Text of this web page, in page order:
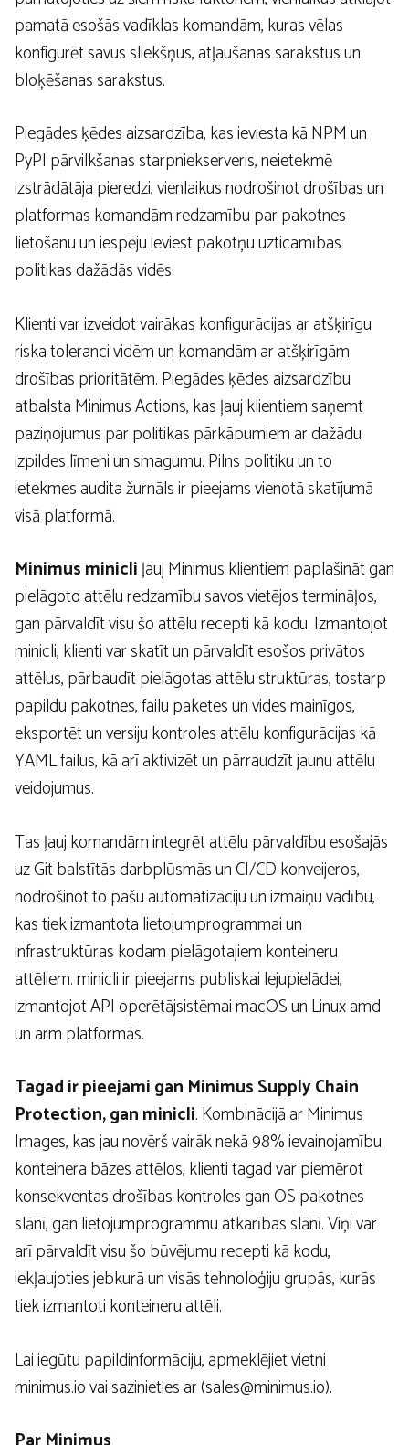
pamatā esošās vadīklas komandām, kuras vēlas
konfigurēt savus sliekšņus, atļaušanas sarakstus un
bloķēšanas sarakstus.
Piegādes ķēdes aizsardzība, kas ieviesta kā NPM un
PyPI pārvilkšanas starpniekserveris, neietekmē
izstrādātāja pieredzi, vienlaikus nodrošinot drošības un
platformas komandām redzamību par pakotnes
lietošanu un iespēju ieviest pakotņu uzticamības
politikas dažādās vidēs.
Klienti var izveidot vairākas konfigurācijas ar atšķirīgu
riska toleranci vidēm un komandām ar atšķirīgām
drošības prioritātēm. Piegādes ķēdes aizsardzību
atbalsta Minimus Actions, kas ļauj klientiem saņemt
paziņojumus par politikas pārkāpumiem ar dažādu
izpildes līmeni un smagumu. Pilns politiku un to
ietekmes audita žurnāls ir pieejams vienotā skatījumā
visā platformā.
Minimus minicliļauj Minimus klientiem paplašināt gan
pielāgoto attēlu redzamību savos vietējos termināļos,
gan pārvaldīt visu šo attēlu recepti kā kodu. Izmantojot
minicli, klienti var skatīt un pārvaldīt esošos privātos
attēlus, pārbaudīt pielāgotas attēlu struktūras, tostarp
papildu pakotnes, failu paketes un vides mainīgos,
eksportēt un versiju kontroles attēlu konfigurācijas kā
YAML failus, kā arī aktivizēt un pārraudzīt jaunu attēlu
veidojumus.
Tas ļauj komandām integrēt attēlu pārvaldību esošajās
uz Git balstītās darbplūsmās un CI/CD konveijeros,
nodrošinot to pašu automatizāciju un izmaiņu vadību,
kas tiek izmantota lietojumprogrammai un
infrastruktūras kodam pielāgotajiem konteineru
attēliem. minicli ir pieejams publiskai lejupielādei,
izmantojot API operētājsistēmai macOS un Linux amd
un arm platformās.
Tagad ir pieejami gan Minimus Supply Chain
Protection, gan minicli. Kombinācijā ar Minimus
Images, kas jau novērš vairāk nekā 98% ievainojamību
konteinera bāzes attēlos, klienti tagad var piemērot
konsekventas drošības kontroles gan OS pakotnes
slānī, gan lietojumprogrammu atkarības slānī. Viņi var
arī pārvaldīt visu šo būvējumu recepti kā kodu,
iekļaujoties jebkurā un visās tehnoloģiju grupās, kurās
tiek izmantoti konteineru attēli.
Lai iegūtu papildinformāciju, apmeklējiet vietni
minimus.io vai sazinieties ar (sales@minimus.io).